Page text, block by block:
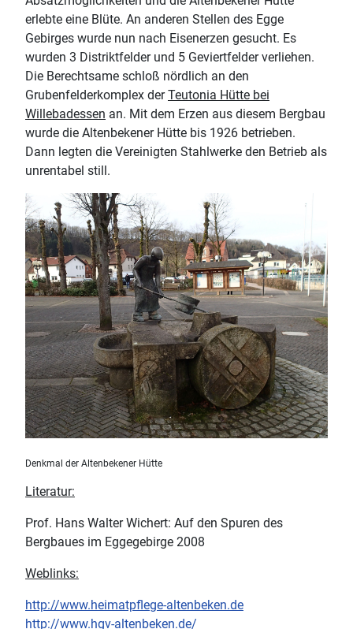
erlebte eine Blüte. An anderen Stellen des Egge
Gebirges wurde nun nach Eisenerzen gesucht. Es
wurden 3 Distriktfelder und 5 Geviertfelder verliehen.
Die Berechtsame schloß nördlich an den
Grubenfelderkomplex derTeutonia Hütte bei
Willebadessen an. Mit dem Erzen aus diesem Bergbau
wurde die Altenbekener Hütte bis 1926 betrieben.
Dann legten die Vereinigten Stahlwerke den Betrieb als
unrentabel still.
Denkmal der Altenbekener Hütte
Literatur:
Prof. Hans Walter Wichert: Auf den Spuren des
Bergbaues im Eggegebirge 2008
Weblinks:
http://www.heimatpflege-altenbeken.de
http://www.hgv-altenbeken.de/